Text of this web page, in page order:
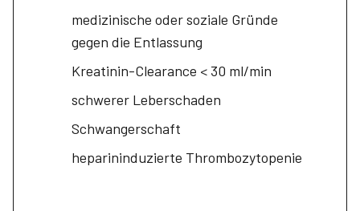
medizinische oder soziale Gründe
gegen die Entlassung
Kreatinin-Clearance < 30 ml/min
schwerer Leberschaden
Schwangerschaft
heparininduzierte Thrombozyto­penie